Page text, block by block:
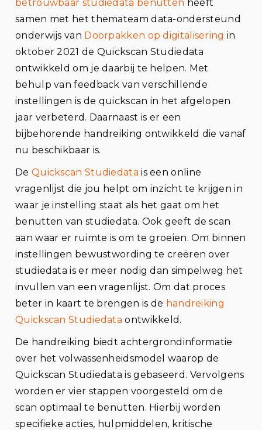
betrouwbaar studiedata benutten heeft
samen met het themateam data-ondersteund
onderwijs van Doorpakken op digitalisering in
oktober 2021 de Quickscan Studiedata
ontwikkeld om je daarbij te helpen. Met
behulp van feedback van verschillende
instellingen is de quickscan in het afgelopen
jaar verbeterd. Daarnaast is er een
bijbehorende handreiking ontwikkeld die vanaf
nu beschikbaar is.
De Quickscan Studiedata is een online
vragenlijst die jou helpt om inzicht te krijgen in
waar je instelling staat als het gaat om het
benutten van studiedata. Ook geeft de scan
aan waar er ruimte is om te groeien. Om binnen
instellingen bewustwording te creëren over
studiedata is er meer nodig dan simpelweg het
invullen van een vragenlijst. Om dat proces
beter in kaart te brengen is de handreiking
Quickscan Studiedata ontwikkeld.
De handreiking biedt achtergrondinformatie
over het volwassenheidsmodel waarop de
Quickscan Studiedata is gebaseerd. Vervolgens
worden er vier stappen voorgesteld om de
scan optimaal te benutten. Hierbij worden
specifieke acties, hulpmiddelen, kritische